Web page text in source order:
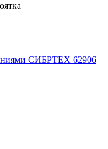
СИБРТЕХ 62906